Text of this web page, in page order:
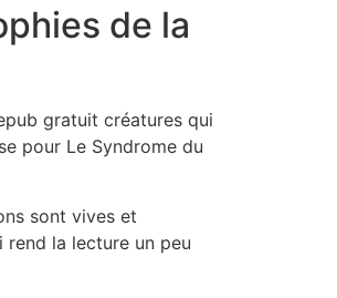
de la
gratuit créatures qui
pour Le Syndrome du
sont vives et
la lecture un peu